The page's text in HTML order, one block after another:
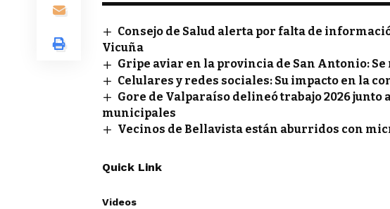
Consejo de Salud alerta por falta de
Vicuña
Gripe aviar en la provincia de San Antonio:
Celulares y redes sociales: Su impacto en la
Gore de Valparaíso delineó trabajo 2026 junto
municipales
Vecinos de Bellavista están aburridos con
Quick Link
Videos